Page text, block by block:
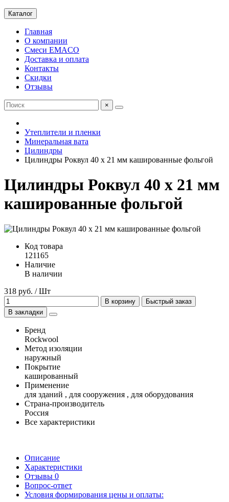
Каталог
Главная
О компании
Смеси EMACO
Доставка и оплата
Контакты
Скидки
Отзывы
×
Утеплители и пленки
Минеральная вата
Цилиндры
Цилиндры Роквул 40 x 21 мм кашированные фольгой
Цилиндры Роквул 40 x 21 мм
кашированные фольгой
Код товара
121165
Наличие
В наличии
318 руб. / Шт
В корзину
Быстрый заказ
В закладки
Бренд
Rockwool
Метод изоляции
наружный
Покрытие
кашированный
Применение
для зданий , для сооружения , для оборудования
Страна-производитель
Россия
Все характеристики
Описание
Характеристики
Отзывы 0
Вопрос-ответ
Условия формирования цены и оплаты: